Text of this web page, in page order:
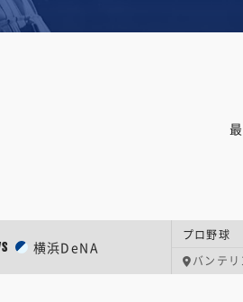
横浜DeNA
プロ野球
バンテ